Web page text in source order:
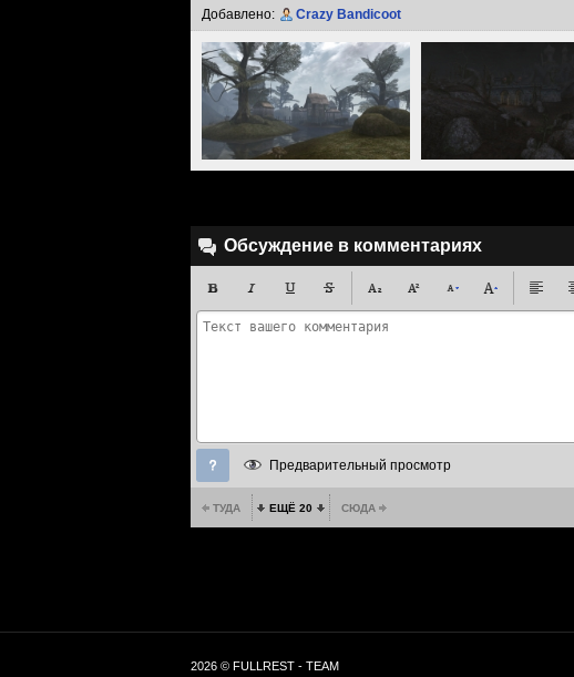
Добавлено: Crazy Bandicoot
Обсуждение в комментариях
Предварительный просмотр
ТУДА ЕЩЁ 20 СЮДА
2026 © FULLREST - TEAM